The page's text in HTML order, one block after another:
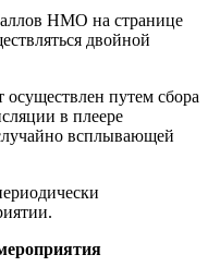
НМО на странице
двойной
осуществлен путем сбора
в плеере
всплывающей